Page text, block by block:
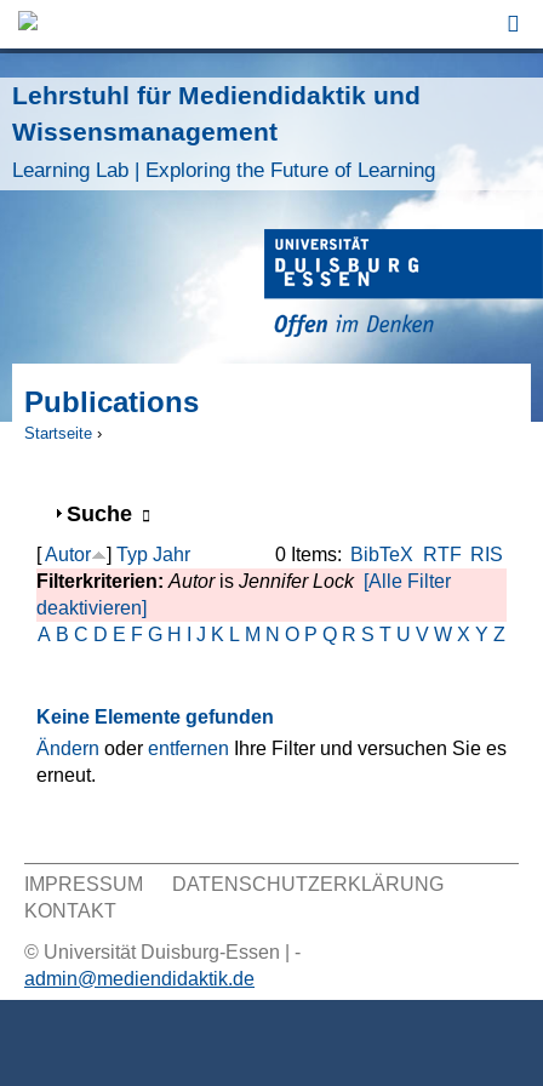
Lehrstuhl für Mediendidaktik und
Wissensmanagement
Learning Lab | Exploring the Future of Learning
Publications
Startseite ›
Anzeigen
Suche
0 Items: BibTeX RTF RIS
[Autor ] Typ Jahr
Filterkriterien: Autoris Jennifer Lock [Alle Filter
deaktivieren]
A B C D E F G H J K L M N O P Q R S T U V W X Y Z
Keine Elemente gefunden
Ändern oder entfernen Ihre Filter und versuchen Sie es
erneut.
Sekundär Menü
IMPRESSUM
DATENSCHUTZERKLÄRUNG
KONTAKT
© Universität Duisburg-Essen | -
admin@mediendidaktik.de